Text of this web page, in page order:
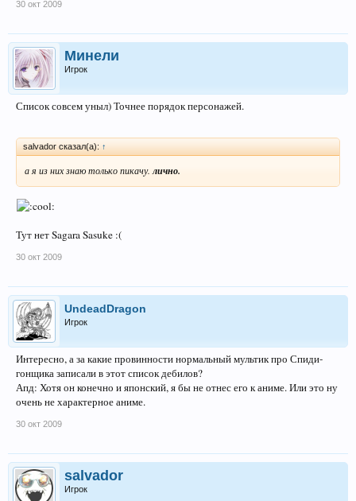
30 окт 2009
Минели
Игрок
Список совсем уныл) Точнее порядок персонажей.
salvador сказал(а): ↑
а я из них знаю только пикачу. лично.
Тут нет Sagara Sasuke :(
30 окт 2009
UndeadDragon
Игрок
Интересно, а за какие провинности нормальный мультик про Спиди-
гонщика записали в этот список дебилов?
Апд: Хотя он конечно и японский, я бы не отнес его к аниме. Или это ну
очень не характерное аниме.
30 окт 2009
salvador
Игрок